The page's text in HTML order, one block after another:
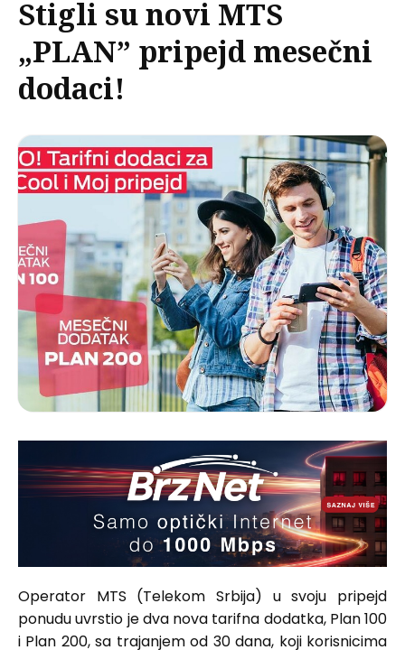
Stigli su novi MTS
„PLAN” pripejd mesečni
dodaci!
Operator MTS (Telekom Srbija) u svoju pripejd
ponudu uvrstio je dva nova tarifna dodatka, Plan 100
i Plan 200, sa trajanjem od 30 dana, koji korisnicima